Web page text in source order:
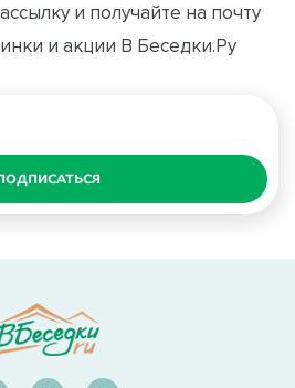
и получайте на почту
и акции В Беседки.Ру